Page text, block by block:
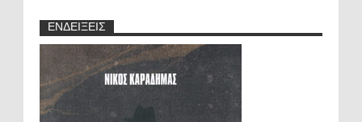
ΕΝΔΕΙΞΕΙΣ